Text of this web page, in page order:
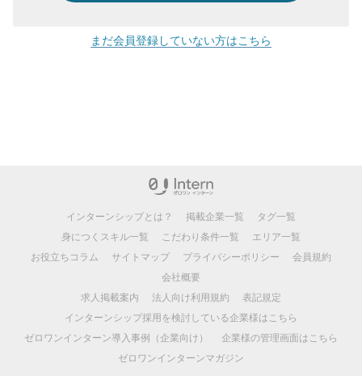
まだ会員登録していない方はこちら
インターンシップとは？ 掲載企業一覧
タグ一覧
身につくスキル一覧
こだわり条件一覧
エリア一覧
お役立ちコラム
サイトマップ プライバシーポリシー
会員規約
会社概要
求人掲載案内
法人向け利用規約
表記規定
インターンシップ採用を検討している企業様はこちら
ゼロワンインターン導入事例（企業向け）
企業様の管理画面はこちら
ゼロワンインターンマガジン